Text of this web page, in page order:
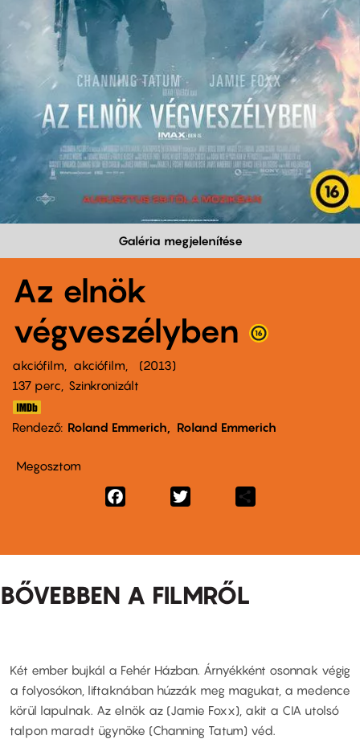
Galéria megjelenítése
Az elnök
végveszélyben
akciófilm akciófilm
2013
137 perc,
Szinkronizált
Rendező Roland Emmerich Roland Emmerich
Megosztom
Facebook
BŐVEBBEN A FILMRŐL
Két ember bujkál a Fehér Házban. Árnyékként osonnak végig
a folyosókon, liftaknában húzzák meg magukat, a medence
körül lapulnak. Az elnök az (Jamie Foxx), akit a CIA utolsó
talpon maradt ügynöke (Channing Tatum) véd.